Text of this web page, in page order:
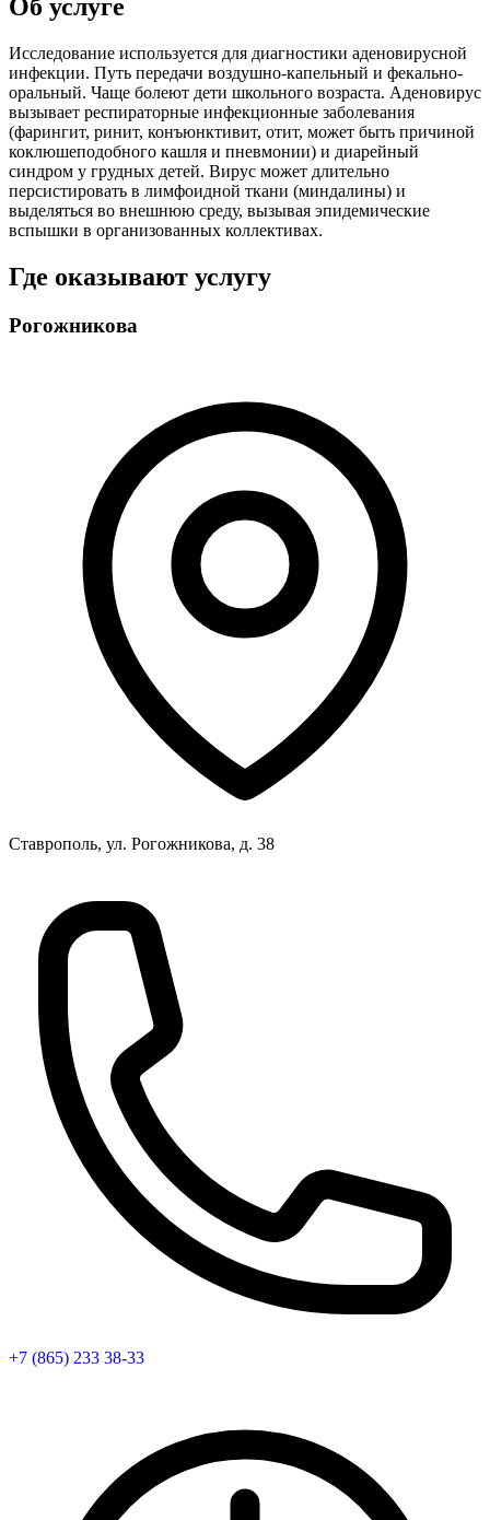
Об услуге
Исследование используется для диагностики аденовирусной
инфекции. Путь передачи воздушно-капельный и фекально-
оральный. Чаще болеют дети школьного возраста. Аденовирус
вызывает респираторные инфекционные заболевания
(фарингит, ринит, конъюнктивит, отит, может быть причиной
коклюшеподобного кашля и пневмонии) и диарейный
синдром у грудных детей. Вирус может длительно
персистировать в лимфоидной ткани (миндалины) и
выделяться во внешнюю среду, вызывая эпидемические
вспышки в организованных коллективах.
Где оказывают услугу
Рогожникова
Ставрополь, ул. Рогожникова, д. 38
+7 (865) 233 38-33